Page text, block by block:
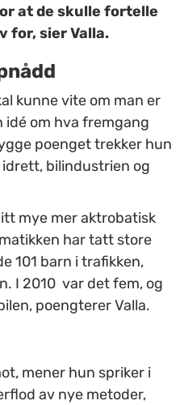
at de skulle fortelle
for, sier Valla.
kunne vite om man er
idé om hva fremgang
poenget trekker hun
bilindustrien og
mye mer aktrobatisk
har tatt store
101 barn i trafikken,
I 2010 var det fem, og
poengterer Valla.
mener hun spriker i
av nye metoder,